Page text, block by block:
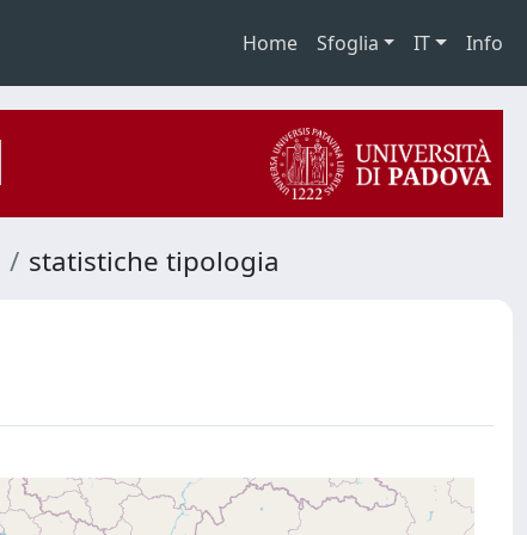
Home Sfoglia IT Info
statistiche tipologia